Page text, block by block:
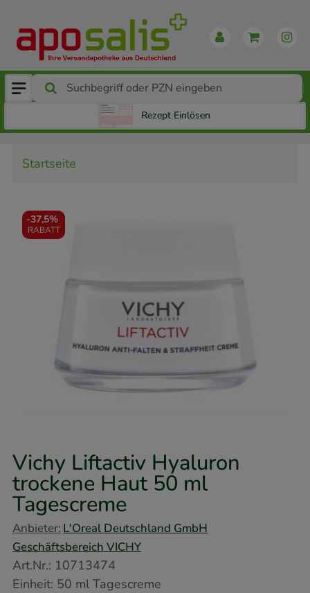
Rezept Einlösen
Startseite
-37,5%
RABATT
Vichy Liftactiv Hyaluron
trockene Haut 50 ml
Tagescreme
Anbieter: L'Oreal Deutschland GmbH
Geschäftsbereich VICHY
Art.Nr.: 10713474
Einheit: 50 mlTagescreme